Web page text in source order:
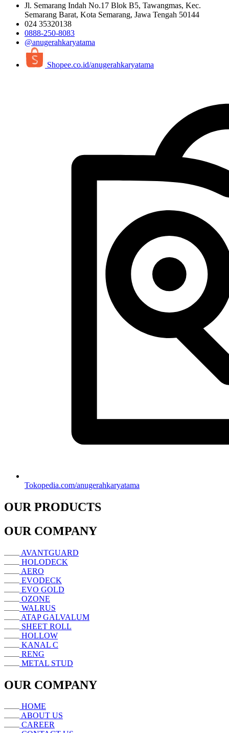
Jl. Semarang Indah No.17 Blok B5, Tawangmas, Kec.
Semarang Barat, Kota Semarang, Jawa Tengah 50144
024 35320138
0888-250-8083
@anugerahkaryatama
Shopee.co.id/anugerahkaryatama
Tokopedia.com/anugerahkaryatama
OUR PRODUCTS
OUR COMPANY
AVANTGUARD
HOLODECK
AERO
EVODECK
EVO GOLD
OZONE
WALRUS
ATAP GALVALUM
SHEET ROLL
HOLLOW
KANAL C
RENG
METAL STUD
OUR COMPANY
HOME
ABOUT US
CAREER